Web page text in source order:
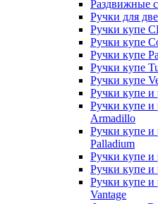
Раздвижные
Ручки для
Ручки купе
Ручки купе
Ручки купе
Ручки купе
Ручки купе
Ручки купе
Ручки купе
Armadillo
Ручки купе
Palladium
Ручки купе
Ручки купе
Ручки купе
Vantage